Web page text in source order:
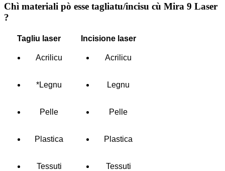
Chì materiali pò esse tagliatu/incisu cù Mira 9 Laser
?
Tagliu laser Incisione laser
Acrilicu Acrilicu
*Legnu Legnu
Pelle Pelle
Plastica Plastica
Tessuti Tessuti